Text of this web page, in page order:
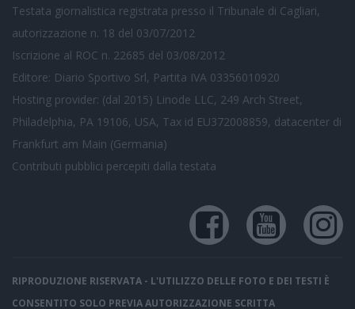
Testata giornalistica registrata presso il Tribunale di Cagliari,
autorizzazione n. 18 del 03/07/2012
Iscrizione al ROC n. 22685 del 03/08/2012
Editore: Diario Sportivo Srl, Partita IVA 03356010920
Hosting provider: (dal 2015) Linode LLC, 249 Arch Street,
Philadelphia, PA 19106, USA, Tax id EU372008859, datacenter di
Frankfurt am Main (Germania)
Contributi pubblici percepiti dalla testata
RIPRODUZIONE RISERVATA - L'UTILIZZO DELLE FOTO E DEI TESTI È
CONSENTITO SOLO PREVIA AUTORIZZAZIONE SCRITTA